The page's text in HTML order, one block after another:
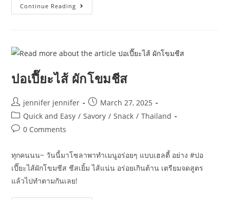
Continue Reading Sup
Ayam
ปอเปี๊ยะไส้ ผักโขมชีส
Post
author:
jennifer jennifer
Post
published:
March 27, 2025
Post
category:
Quick and Easy / Savory / Snack / Thailand
Post0 Comments
ทุกคนนน~ วันนี้มาโซลาพาทำเมนูอร่อยๆ แบบเฮลตี้ อย่าง #ปอ
เปี๊ยะไส้ผักโขมชีส ชีสเยิ้ม ไส้แน่น อร่อยเกินต้าน เตรียมจดสูตร
แล้วไปทำตามกันเลย!